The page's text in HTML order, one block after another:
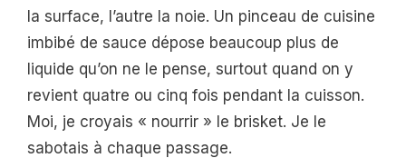
la surface, l’autre la noie. Un pinceau de cuisine
imbibé de sauce dépose beaucoup plus de
liquide qu’on ne le pense, surtout quand on y
revient quatre ou cinq fois pendant la cuisson.
Moi, je croyais « nourrir » le brisket. Je le
sabotais à chaque passage.